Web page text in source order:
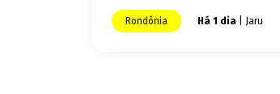
Rondônia Há 1 dia | Jaru